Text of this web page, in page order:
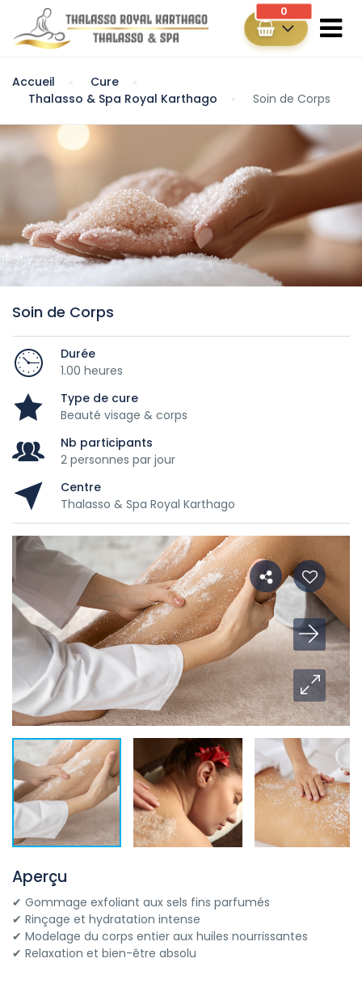
0
Accueil
Cure
Thalasso & Spa Royal Karthago
Soin de Corps
Soin de Corps
Durée
1.00 heures
Type de cure
Beauté visage & corps
Nb participants
2 personnes par jour
Centre
Thalasso & Spa Royal Karthago
Aperçu
✔ Gommage exfoliant aux sels fins parfumés
✔ Rinçage et hydratation intense
✔ Modelage du corps entier aux huiles nourrissantes
✔ Relaxation et bien-être absolu